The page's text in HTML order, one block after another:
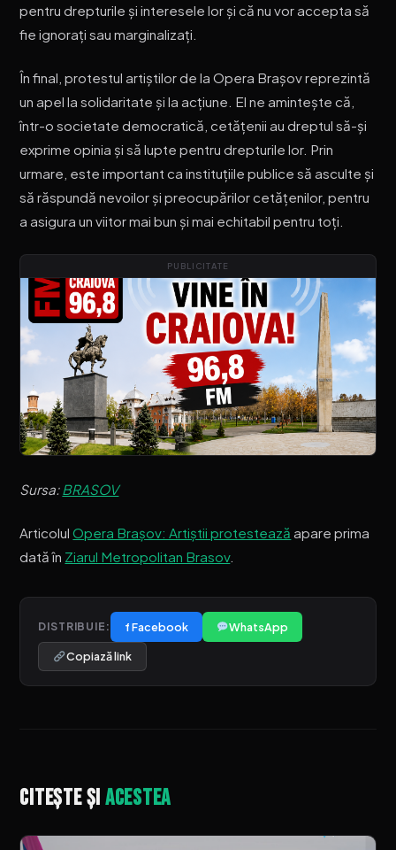
pentru drepturile și interesele lor și că nu vor accepta să
fie ignorați sau marginalizați.
În final, protestul artiștilor de la Opera Brașov reprezintă
un apel la solidaritate și la acțiune. El ne amintește că,
într-o societate democratică, cetățenii au dreptul să-și
exprime opinia și să lupte pentru drepturile lor. Prin
urmare, este important ca instituțiile publice să asculte și
să răspundă nevoilor și preocupărilor cetățenilor, pentru
a asigura un viitor mai bun și mai echitabil pentru toți.
PUBLICITATE
Sursa:BRASOV
ArticolulOpera Brașov: Artiștii protestează apare prima
dată în Ziarul Metropolitan Brasov.
DISTRIBUIE: f Facebook WhatsApp
Copiază link
Citește șiacestea